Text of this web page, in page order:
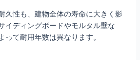
久性も、建物全体の寿命に大きく影
イディングボードやモルタル壁な
って耐用年数は異なります。